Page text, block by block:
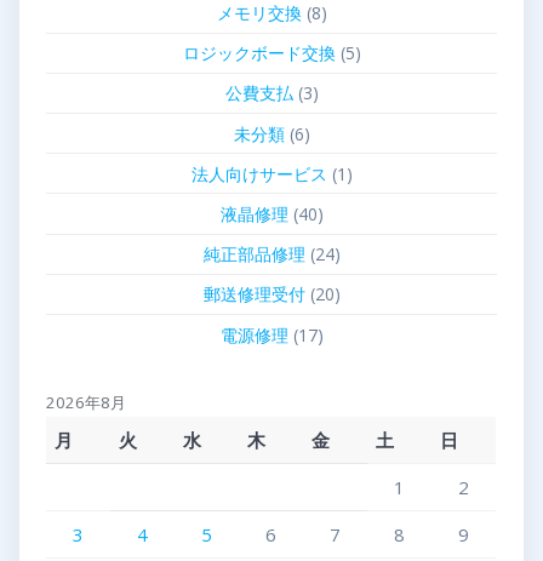
メモリ交換(8)
ロジックボード交換(5)
公費支払(3)
未分類(6)
法人向けサービス (1)
液晶修理 (40)
純正部品修理 (24)
郵送修理受付(20)
電源修理 (17)
2026年8月
月 火 水 木 金 土
日
1
2
3
4 5 6 7 8
9